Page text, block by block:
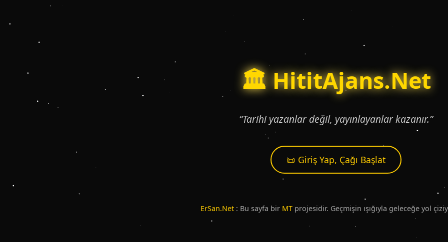
🏛️ HititAjans.Net
“Tarihi yazanlar değil, yayınlayanlar kazanır.”
📜 Giriş Yap, Çağı Başlat
ErSan.Net : Bu sayfa bir MT projesidir. Geçmişin ışığıyla geleceğe yol